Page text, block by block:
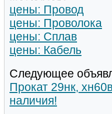
цены: Провод
цены: Проволока
цены: Сплав
цены: Кабель
Следующее
Прокат 29нк,
наличия!